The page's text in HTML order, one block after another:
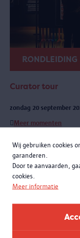
Wij gebruiken cookies
garanderen.
Door te aanvaarden,
cookies.
Meer informatie
RONDLEIDING
Curator tour
zondag 20 september
Meer momenten
Een exclusieve
Francken. Je leert niet
objecten kennen, maar
samenwerking met het